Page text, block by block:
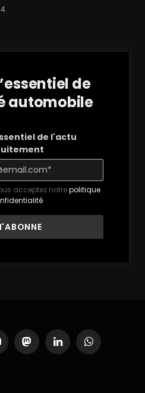
de
automobile
de l'actu
acceptez notrepolitique
.
MastodonLinkedInWhatsApp